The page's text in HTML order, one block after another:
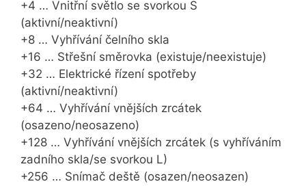
+4 … Vnitřní světlo se svorkou S
(aktivní/neaktivní)
+8 … Vyhřívání čelního skla
+16 … Střešní směrovka (existuje/neexistuje)
+32 … Elektrické řízení spotřeby
(aktivní/neaktivní)
+64 … Vyhřívání vnějších zrcátek
(osazeno/neosazeno)
+128 … Vyhřívání vnějších zrcátek (s vyhříváním
zadního skla/se svorkou L)
+256 … Snímač deště (osazen/neosazen)